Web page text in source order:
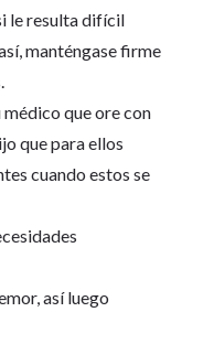
le resulta difícil
manténgase firme
que ore con
que para ellos
cuando estos se
así luego